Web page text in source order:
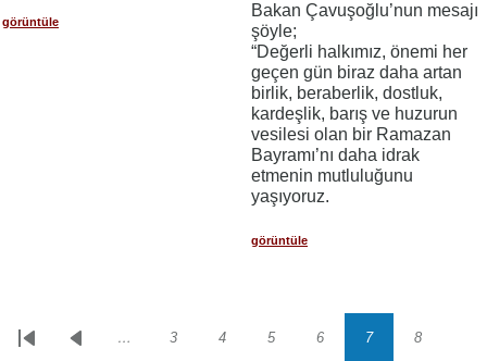
görüntüle
Bakan Çavuşoğlu’nun mesajı
şöyle;
“Değerli halkımız, önemi her
geçen gün biraz daha artan
birlik, beraberlik, dostluk,
kardeşlik, barış ve huzurun
vesilesi olan bir Ramazan
Bayramı’nı daha idrak
etmenin mutluluğunu
yaşıyoruz.
görüntüle
Sayfalama
İlk
Önceki… Sayfa
3 Sayfa
4 Sayfa
5 Sayfa
6 Sayfa
7 Sayfa
8